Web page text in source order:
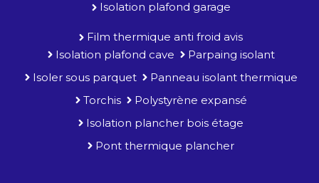
Isolation plafond garage
Film thermique anti froid avis
Isolation plafond cave
Parpaing isolant
Isoler sous parquet
Panneau isolant thermique
Torchis
Polystyrène expansé
Isolation plancher bois étage
Pont thermique plancher